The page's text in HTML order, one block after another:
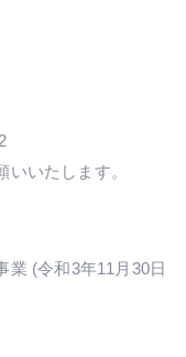
いたします。
業 (令和3年11月30日